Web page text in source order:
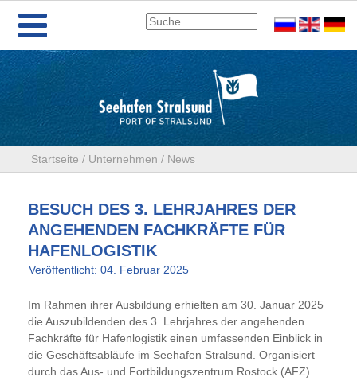
Startseite / Unternehmen / News
BESUCH DES 3. LEHRJAHRES DER
ANGEHENDEN FACHKRÄFTE FÜR
HAFENLOGISTIK
Veröffentlicht: 04. Februar 2025
Im Rahmen ihrer Ausbildung erhielten am 30. Januar 2025
die Auszubildenden des 3. Lehrjahres der angehenden
Fachkräfte für Hafenlogistik einen umfassenden Einblick in
die Geschäftsabläufe im Seehafen Stralsund. Organisiert
durch das Aus- und Fortbildungszentrum Rostock (AFZ)